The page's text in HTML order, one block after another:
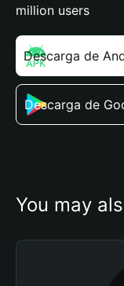
million users
Descarga de
Descarga de
You may